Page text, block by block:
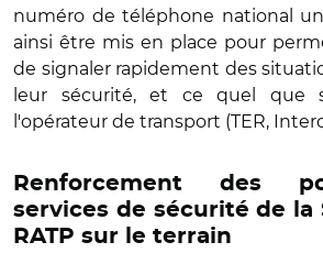
numéro de téléphone national
ainsi être mis en place pour
de signaler rapidement des
leur sécurité, et ce quel que
l'opérateur de transport (TER,
Renforcement des
services de sécurité de la
RATP sur le terrain